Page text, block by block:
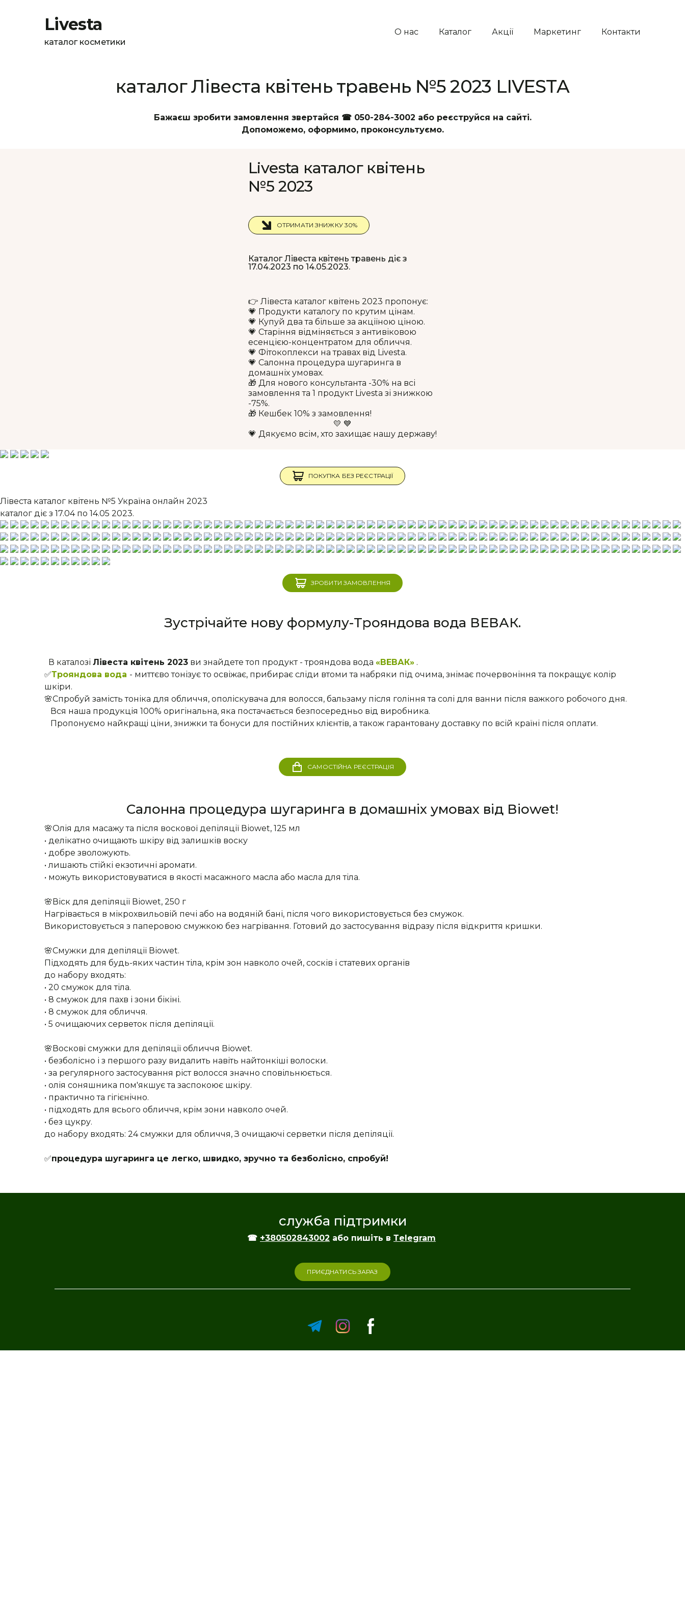
Livesta
каталог косметики
О нас Каталог Акції Маркетинг Контакти
каталог Лівеста квітень травень №5 2023 LIVESTA
Бажаєш зробити замовлення звертайся ☎ 050-284-3002 або реєструйся на сайті.
Допоможемо, оформимо, проконсультуємо.
Livesta каталог квітень
№5 2023
ОТРИМАТИ ЗНИЖКУ 30%
Каталог Лівеста квітень травень діє з
17.04.2023 по 14.05.2023.
👉 Лівеста каталог квітень 2023 пропонує:
💗 Продукти каталогу по крутим цінам.
💗 Купуй два та більше за акціїною ціною.
💗 Старіння відміняється з антивіковою
есенцією-концентратом для обличчя.
💗 Фітокоплекси на травах від Livesta.
💗 Салонна процедура шугаринга в
домашніх умовах.
🎁 Для нового консультанта -30% на всі
замовлення та 1 продукт Livesta зі знижкою
-75%.
🎁 Кешбек 10% з замовлення!
💛 💙
💗 Дякуємо всім, хто захищає нашу державу!
ПОКУПКА БЕЗ РЕЄСТРАЦІЇ
Лівеста каталог квітень №5 Україна онлайн 2023
каталог діє з 17.04 по 14.05 2023.
ЗРОБИТИ ЗАМОВЛЕННЯ
Зустрічайте нову формулу-Трояндова вода ВЕВАК.
В каталозі Лівеста квітень 2023 ви знайдете топ продукт - трояндова вода «ВЕВАК» .
✅Трояндова вода - миттєво тонізує то освіжає, прибирає сліди втоми та набряки під очима, знімає почервоніння та покращує колір
шкіри.
🌸Спробуй замість тоніка для обличчя, ополіскувача для волосся, бальзаму після гоління та солі для ванни після важкого робочого дня.
Вся наша продукція 100% оригінальна, яка постачається безпосередньо від виробника.
Пропонуємо найкращі ціни, знижки та бонуси для постійних клієнтів, а також гарантовану доставку по всій країні після оплати.
САМОСТІЙНА РЕЄСТРАЦІЯ
Салонна процедура шугаринга в домашніх умовах від Віоwet!
🌸Олія для масажу та після воскової депіляції Віоwet, 125 мл
• делікатно очищають шкіру від залишків воску
• добре зволожують.
• лишають стійкі екзотичні аромати.
• можуть використовуватися в якості масажного масла або масла для тіла.
🌸Віск для депіляції Віоwet, 250 г
Нагрівається в мікрохвильовій печі або на водяній бані, після чого використовується без смужок.
Використовується з паперовою смужкою без нагрівання. Готовий до застосування відразу після відкриття кришки.
🌸Смужки для депіляції Віоwet.
Підходять для будь-яких частин тіла, крім зон навколо очей, сосків і статевих органів
до набору входять:
• 20 смужок для тіла.
• 8 смужок для пахв і зони бікіні.
• 8 смужок для обличчя.
• 5 очищаючих серветок після депіляції.
🌸Воскові смужки для депіляції обличчя Віоwet.
• безболісно і з першого разу видалить навіть найтонкіші волоски.
• за регулярного застосування ріст волосся значно сповільнюється.
• олія соняшника пом'якшує та заспокоює шкіру.
• практично та гігієнічно.
• підходять для всього обличчя, крім зони навколо очей.
• без цукру.
до набору входять: 24 смужки для обличчя, З очищаючі серветки після депіляції.
✅процедура шугаринга це легко, швидко, зручно та безболісно, спробуй!
служба підтримки
☎ +380502843002 або пишіть в Тelegram
ПРИЄДНАТИСЬ ЗАРАЗ